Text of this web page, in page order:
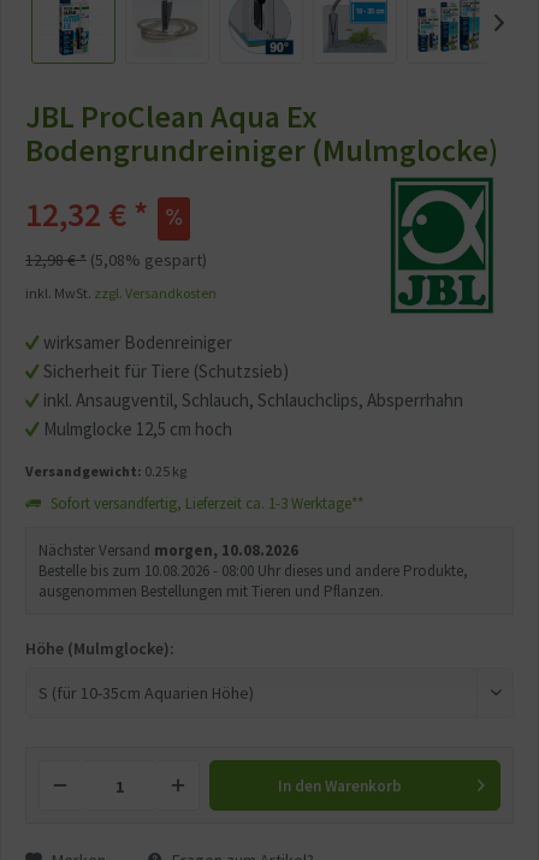
JBL ProClean Aqua Ex
Bodengrundreiniger (Mulmglocke)
wirksamer Bodenreiniger
Sicherheit für Tiere (Schutzsieb)
inkl. Ansaugventil, Schlauch, Schlauchclips, Absperrhahn
Mulmglocke 12,5 cm hoch
12,32 € *
12,98 € * (5,08% gespart)
inkl. MwSt. zzgl. Versandkosten
Versandgewicht: 0.25 kg
Sofort versandfertig, Lieferzeit ca. 1-3 Werktage**
Nächster Versand morgen, 10.08.2026
Bestelle bis zum 10.08.2026 - 08:00 Uhr dieses und andere Produkte,
ausgenommen Bestellungen mit Tieren und Pflanzen.
Höhe (Mulmglocke):
In den Warenkorb